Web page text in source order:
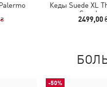
Кеды Suede XL
2499,00
-50%